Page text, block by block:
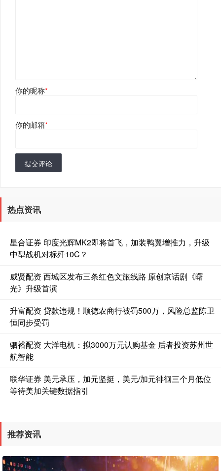
你的昵称*
你的邮箱*
提交评论
热点资讯
星合证券 印度光辉MK2即将首飞，加装鸭翼增推力，升级
中型战机对标歼10C？
威贤配资 西城区发布三条红色文旅线路 原创京话剧《曙
光》升级首演
升富配资 贷款违规！顺德农商行被罚500万，风险总监陈卫
恒同步受罚
驷裕配资 大洋电机：拟3000万元认购基金 后者投资苏州世
航智能
联华证券 美元承压，加元坚挺，美元/加元徘徊三个月低位
等待美加关键数据指引
推荐资讯